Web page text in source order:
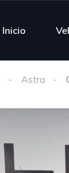
Inicio
Astra